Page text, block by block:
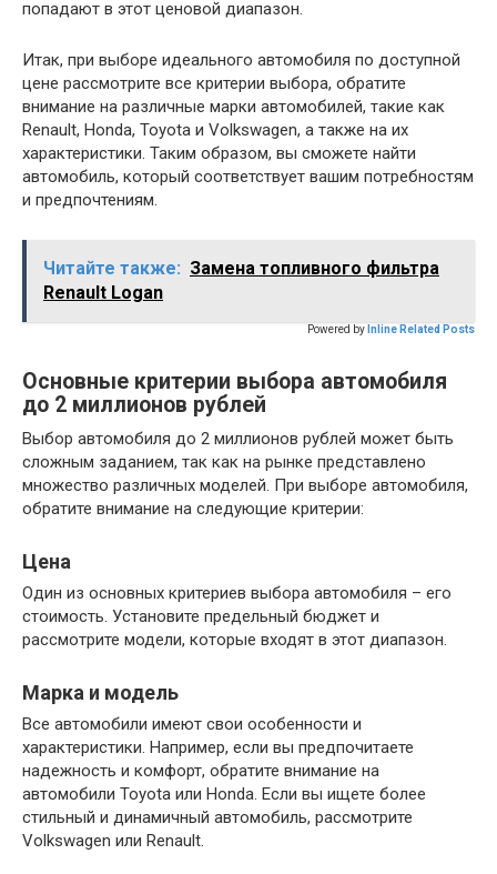
попадают в этот ценовой диапазон.
Итак, при выборе идеального автомобиля по доступной
цене рассмотрите все критерии выбора, обратите
внимание на различные марки автомобилей, такие как
Renault, Honda, Toyota и Volkswagen, а также на их
характеристики. Таким образом, вы сможете найти
автомобиль, который соответствует вашим потребностям
и предпочтениям.
Читайте также: Замена топливного фильтра
Renault Logan
Powered by Inline Related Posts
Основные критерии выбора автомобиля
до 2 миллионов рублей
Выбор автомобиля до 2 миллионов рублей может быть
сложным заданием, так как на рынке представлено
множество различных моделей. При выборе автомобиля,
обратите внимание на следующие критерии:
Цена
Один из основных критериев выбора автомобиля – его
стоимость. Установите предельный бюджет и
рассмотрите модели, которые входят в этот диапазон.
Марка и модель
Все автомобили имеют свои особенности и
характеристики. Например, если вы предпочитаете
надежность и комфорт, обратите внимание на
автомобили Toyota или Honda. Если вы ищете более
стильный и динамичный автомобиль, рассмотрите
Volkswagen или Renault.